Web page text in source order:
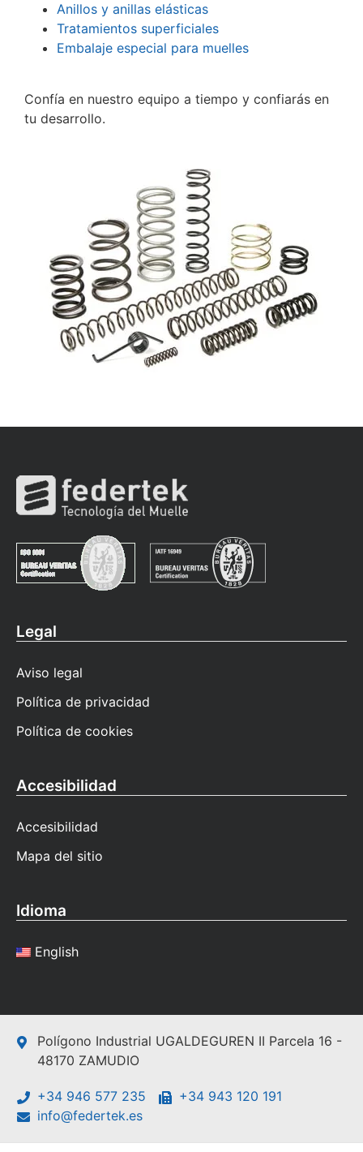
Anillos y anillas elásticas
Tratamientos superficiales
Embalaje especial para muelles
Confía en nuestro equipo a tiempo y confiarás en
tu desarrollo.
Legal
Aviso legal
Política de privacidad
Política de cookies
Accesibilidad
Accesibilidad
Mapa del sitio
Idioma
English
Polígono Industrial UGALDEGUREN II Parcela 16 -
48170 ZAMUDIO
+34 946 577 235
+34 943 120 191
info@federtek.es